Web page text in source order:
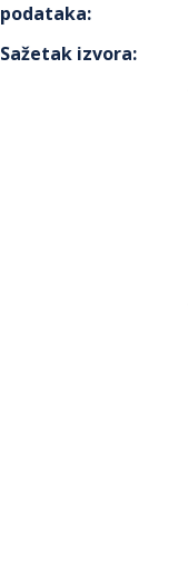
podataka:
Sažetak izvora: